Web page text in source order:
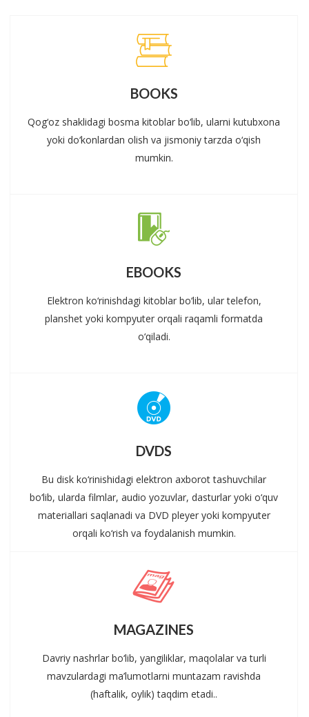
BOOKS
Qog‘oz shaklidagi bosma kitoblar bo‘lib, ularni kutubxona
yoki do‘konlardan olish va jismoniy tarzda o‘qish
mumkin.
EBOOKS
Elektron ko‘rinishdagi kitoblar bo‘lib, ular telefon,
planshet yoki kompyuter orqali raqamli formatda
o‘qiladi.
DVDS
Bu disk ko‘rinishidagi elektron axborot tashuvchilar
bo‘lib, ularda filmlar, audio yozuvlar, dasturlar yoki o‘quv
materiallari saqlanadi va DVD pleyer yoki kompyuter
orqali ko‘rish va foydalanish mumkin.
MAGAZINES
Davriy nashrlar bo‘lib, yangiliklar, maqolalar va turli
mavzulardagi ma’lumotlarni muntazam ravishda
(haftalik, oylik) taqdim etadi..